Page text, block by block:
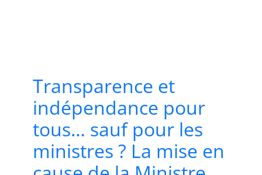
Transparence et
indépendance pour
tous… sauf pour les
ministres ? La mise en